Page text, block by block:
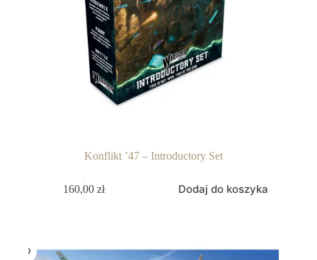
Konflikt ’47 – Introductory Set
160,00zł Dodaj do koszyka